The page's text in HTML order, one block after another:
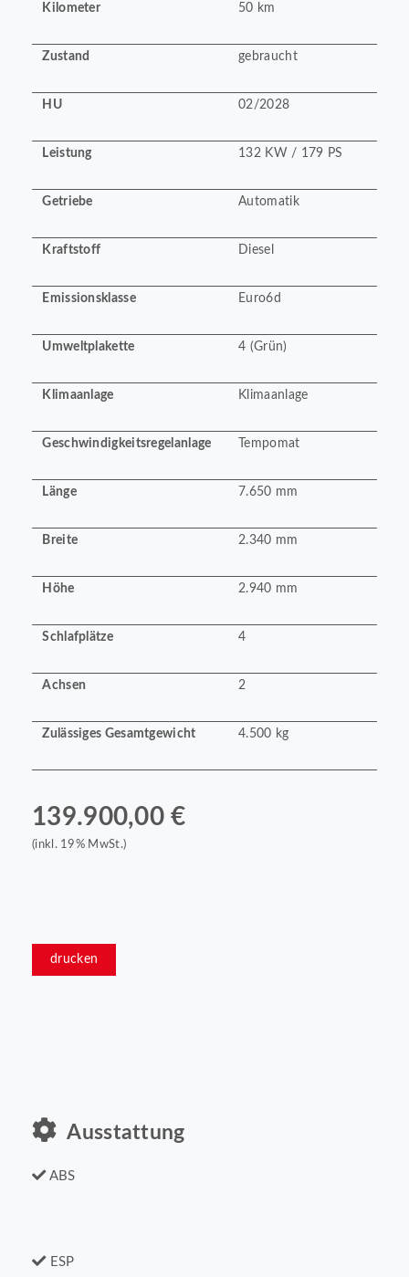
Kilometer 50 km
Zustand gebraucht
HU 02/2028
Leistung 132 KW / 179 PS
Getriebe Automatik
Kraftstoff Diesel
Emissionsklasse Euro6d
Umweltplakette 4 (Grün)
Klimaanlage Klimaanlage
Geschwindigkeitsregelanlage Tempomat
Länge 7.650 mm
Breite 2.340 mm
Höhe 2.940 mm
Schlafplätze 4
Achsen 2
Zulässiges Gesamtgewicht 4.500 kg
139.900,00 €
(inkl. 19% MwSt.)
drucken
Ausstattung
ABS
ESP